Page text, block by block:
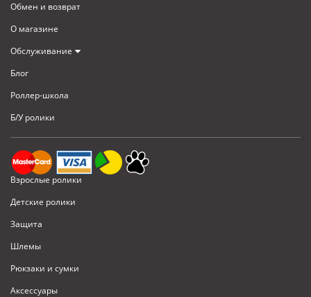
Обмен и возврат
О магазине
Обслуживание
Блог
Роллер-школа
Б/У ролики
Взрослые ролики
Детские ролики
Защита
Шлемы
Рюкзаки и сумки
Аксессуары